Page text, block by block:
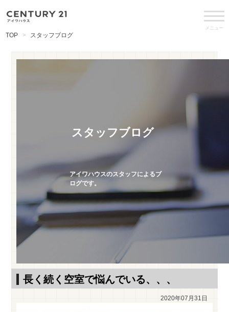
メニュー
TOP スタッフブログ
スタッフブログ
アイワハウスのスタッフによるブ
ログです。
長く続く空室で悩んでいる、、、
2020年07月31日